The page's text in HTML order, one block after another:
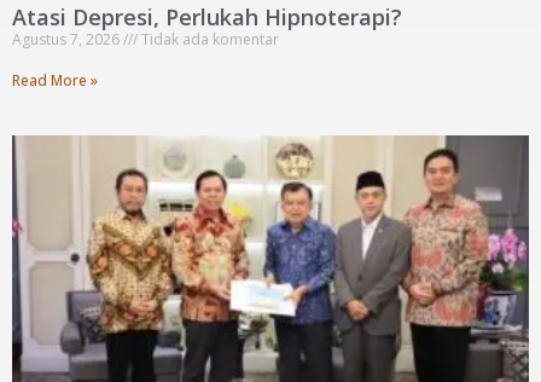
Atasi Depresi, Perlukah Hipnoterapi?
Agustus 7, 2026
Tidak ada komentar
Read More »